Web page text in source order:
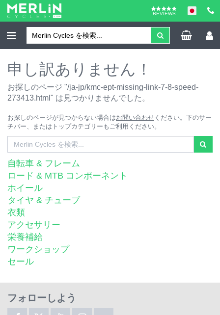
REVIEWS
申し訳ありません！
お探しのページ "/ja-jp/kmc-ept-missing-link-7-8-speed-
273413.html" は見つかりませんでした。
お探しのページが見つからない場合はお問い合わせ ください。下のサー
チバー、またはトップカテゴリーもご利用ください。
自転車 & フレーム
ロード & MTB コンポーネント
ホイール
タイヤ & チューブ
衣類
アクセサリー
栄養補給
ワークショップ
セール
フォローしよう